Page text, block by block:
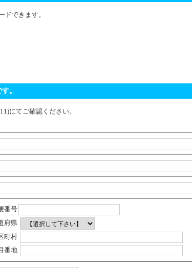
ドできます。
。
にてご確認ください。
番号
府県
町村
番地